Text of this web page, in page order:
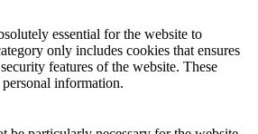
essential for the website to
only includes cookies that ensures
features of the website. These
information.